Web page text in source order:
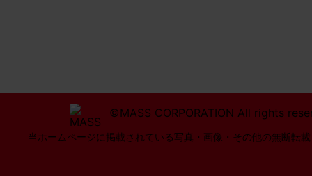
©MASS CORPORATION All rights
当ホームページに掲載されている写真・画像・その他の無断転